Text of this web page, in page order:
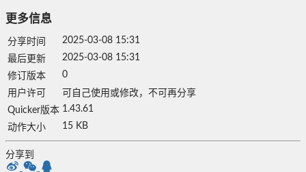
更多信息
分享时间
2025-03-08 15:31
最后更新
2025-03-08 15:31
修订版本
0
用户许可
可自己使用或修改，不可再分享
Quicker版本 1.43.61
动作大小
15 KB
分享到